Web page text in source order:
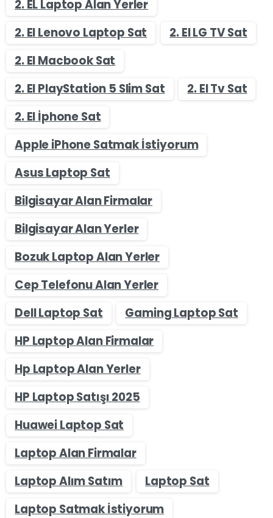
2. EL Laptop Alan Yerler
2. El Lenovo Laptop Sat
2. El LG TV Sat
2. El Macbook Sat
2. El PlayStation 5 Slim Sat
2. El Tv Sat
2. El İphone Sat
Apple iPhone Satmak İstiyorum
Asus Laptop Sat
Bilgisayar Alan Firmalar
Bilgisayar Alan Yerler
Bozuk Laptop Alan Yerler
Cep Telefonu Alan Yerler
Dell Laptop Sat
Gaming Laptop Sat
HP Laptop Alan Firmalar
Hp Laptop Alan Yerler
HP Laptop Satışı 2025
Huawei Laptop Sat
Laptop Alan Firmalar
Laptop Alım Satım
Laptop Sat
Laptop Satmak İstiyorum